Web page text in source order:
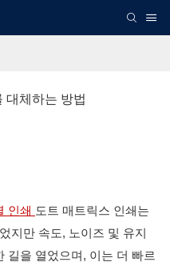
대체하는 방법
인쇄 도트 매트릭스 인쇄는
지만 속도, 노이즈 및 유지
길을 열었으며, 이는 더 빠르